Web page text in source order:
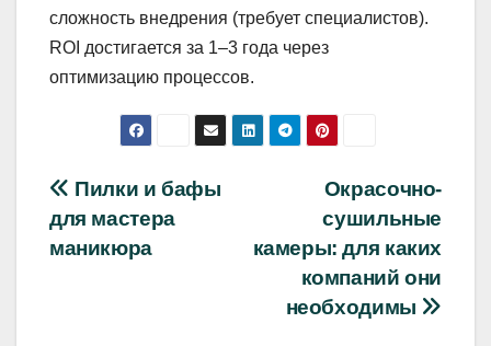
сложность внедрения (требует специалистов).
ROI достигается за 1–3 года через
оптимизацию процессов.
Навигация
по
Окрасочно-
сушильные
камеры: для каких
компаний они
необходимы
Пилки и бафы
для мастера
маникюра